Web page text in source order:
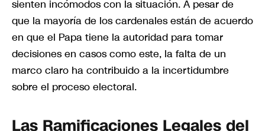
sienten incómodos con la situación. A pesar de
que la mayoría de los cardenales están de acuerdo
en que el Papa tiene la autoridad para tomar
decisiones en casos como este, la falta de un
marco claro ha contribuido a la incertidumbre
sobre el proceso electoral.
Las Ramificaciones Legales del